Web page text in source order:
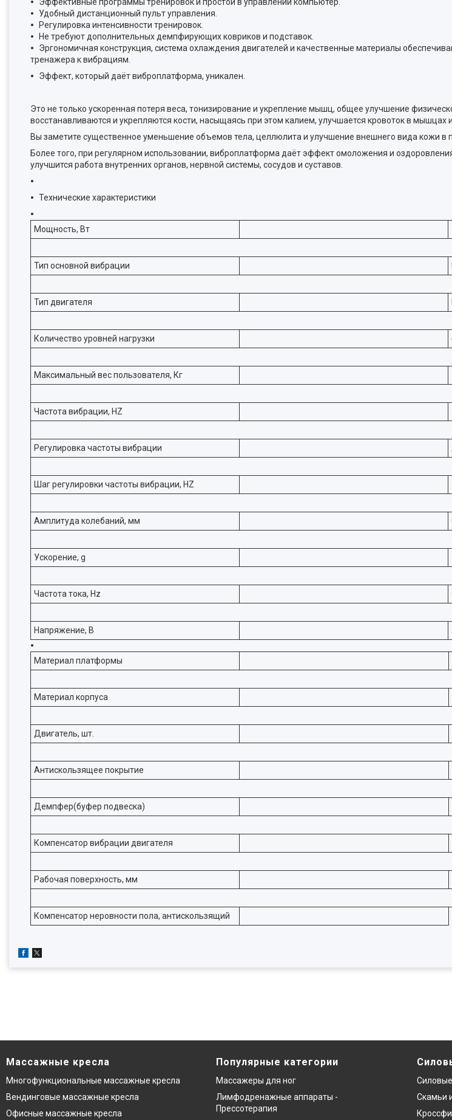
Удобный дистанционный пульт управления.
Регулировка интенсивности тренировок.
Не требуют дополнительных демпфирующих ковриков и подставок.
Эргономичная конструкция, система охлаждения двигателей и качественные материалы
тренажера к вибрациям.
Эффект, который даёт виброплатформа, уникален.
Это не только ускоренная потеря веса, тонизирование и укрепление мышц, общее улучшение
восстанавливаются и укрепляются кости, насыщаясь при этом калием, улучшается кровоток в мышцах
Вы заметите существенное уменьшение объемов тела, целлюлита и улучшение внешнего вида кожи в
Более того, при регулярном использовании, виброплатформа даёт эффект омоложения и
улучшится работа внутренних органов, нервной системы, сосудов и суставов.
Технические характеристики
Мощность, Вт
Тип основной вибрации
Тип двигателя
Количество уровней нагрузки
Максимальный вес пользователя, Кг
Частота вибрации, HZ
Регулировка частоты вибрации
Шаг регулировки частоты вибрации, HZ
Амплитуда колебаний, мм
Ускорение, g
Частота тока, Hz
Напряжение, В
Материал платформы
Материал корпуса
Двигатель, шт.
Антискользящее покрытие
Демпфер(буфер подвеска)
Компенсатор вибрации двигателя
Рабочая поверхность, мм
Компенсатор неровности пола, антискользящий
Массажные кресла
Многофункциональные массажные кресла
Вендинговые массажные кресла
Офисные массажные кресла
Популярные категории
Массажеры для ног
Лимфодренажные аппараты -
Прессотерапия
Скамьи